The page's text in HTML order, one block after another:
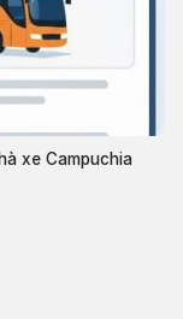
xe Campuchia